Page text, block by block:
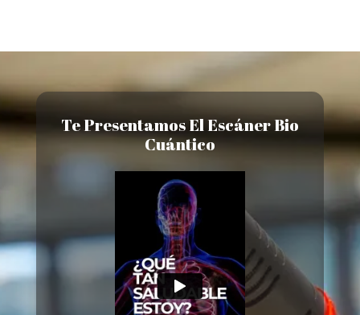
Te Presentamos El Escáner Bio
Cuántico